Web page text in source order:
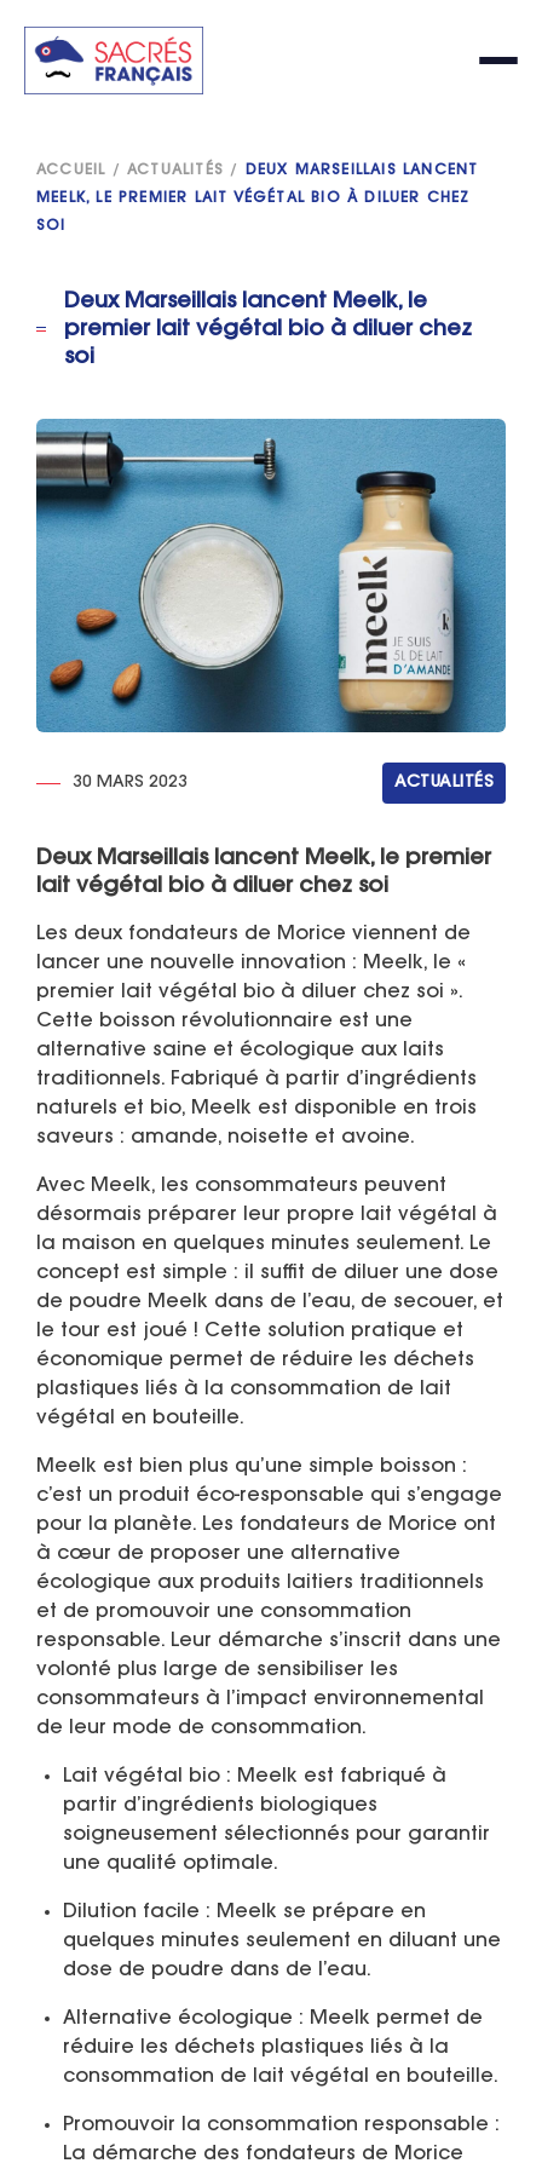
ACCUEIL /ACTUALITÉS / DEUX MARSEILLAIS LANCENT
MEELK, LE PREMIER LAIT VÉGÉTAL BIO À DILUER CHEZ
SOI
Deux Marseillais lancent Meelk, le
premier lait végétal bio à diluer chez
soi
30 MARS 2023 ACTUALITÉS
Deux Marseillais lancent Meelk, le premier
lait végétal bio à diluer chez soi
Les deux fondateurs de Morice viennent de
lancer une nouvelle innovation : Meelk, le «
premier lait végétal bio à diluer chez soi ».
Cette boisson révolutionnaire est une
alternative saine et écologique aux laits
traditionnels. Fabriqué à partir d’ingrédients
naturels et bio, Meelk est disponible en trois
saveurs : amande, noisette et avoine.
Avec Meelk, les consommateurs peuvent
désormais préparer leur propre lait végétal à
la maison en quelques minutes seulement. Le
concept est simple : il suffit de diluer une dose
de poudre Meelk dans de l’eau, de secouer, et
le tour est joué ! Cette solution pratique et
économique permet de réduire les déchets
plastiques liés à la consommation de lait
végétal en bouteille.
Meelk est bien plus qu’une simple boisson :
c’est un produit éco-responsable qui s’engage
pour la planète. Les fondateurs de Morice ont
à cœur de proposer une alternative
écologique aux produits laitiers traditionnels
et de promouvoir une consommation
responsable. Leur démarche s’inscrit dans une
volonté plus large de sensibiliser les
consommateurs à l’impact environnemental
de leur mode de consommation.
Lait végétal bio : Meelk est fabriqué à
partir d’ingrédients biologiques
soigneusement sélectionnés pour garantir
une qualité optimale.
Dilution facile : Meelk se prépare en
quelques minutes seulement en diluant une
dose de poudre dans de l’eau.
Alternative écologique : Meelk permet de
réduire les déchets plastiques liés à la
consommation de lait végétal en bouteille.
Promouvoir la consommation responsable :
La démarche des fondateurs de Morice